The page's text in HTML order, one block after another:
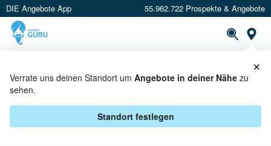
DIE Angebote App 55.962.722 Prospekte & Angebote
Verrate uns deinen Standort um Angebote in deiner Nähe zu
sehen.
Standort festlegen
×
EINHELL BEI REAL - ANGEBOTE &